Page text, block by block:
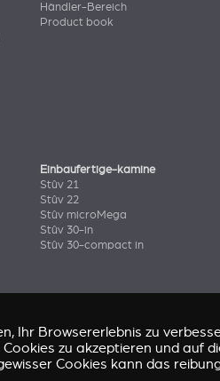
Händler-Bereich
Product book
Einbaufertige-kamine
Stûv 21
Stûv 22
Stûv microMega
Stûv 30-in
Stûv 30-compact in
Ihr Browsererlebnis zu
zu akzeptieren und auf
Cookies kann das